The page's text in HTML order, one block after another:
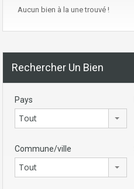
Aucun bien à la une trouvé !
Rechercher Un Bien
Pays
Tout
Commune/ville
Tout